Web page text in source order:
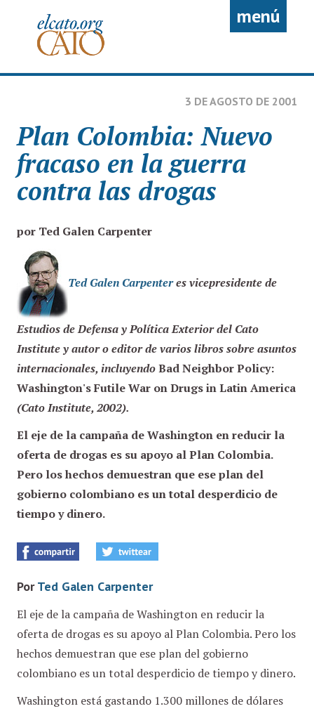
menú
3 DE AGOSTO DE 2001
Plan Colombia: Nuevo
fracaso en la guerra
contra las drogas
por Ted Galen Carpenter
Ted Galen Carpenteres vicepresidente de
Estudios de Defensa y Política Exterior del Cato
Institute y autor o editor de varios libros sobre asuntos
internacionales, incluyendoBad Neighbor Policy:
Washington's Futile War on Drugs in Latin America
(Cato Institute, 2002).
El eje de la campaña de Washington en reducir la
oferta de drogas es su apoyo al Plan Colombia.
Pero los hechos demuestran que ese plan del
gobierno colombiano es un total desperdicio de
tiempo y dinero.
PorTed Galen Carpenter
El eje de la campaña de Washington en reducir la
oferta de drogas es su apoyo al Plan Colombia. Pero los
hechos demuestran que ese plan del gobierno
colombiano es un total desperdicio de tiempo y dinero.
Washington está gastando 1.300 millones de dólares